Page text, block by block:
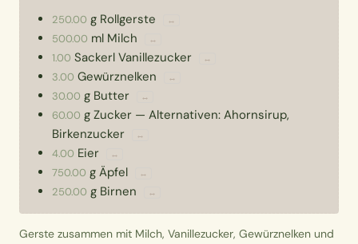
250.00 g Rollgerste ↔
500.00 ml Milch ↔
1.00 Sackerl Vanillezucker ↔
3.00 Gewürznelken ↔
30.00 g Butter ↔
60.00 g Zucker — Alternativen: Ahornsirup,
Birkenzucker
↔
4.00 Eier ↔
750.00 g Äpfel ↔
250.00 g Birnen ↔
Gerste zusammen mit Milch, Vanillezucker, Gewürznelken und